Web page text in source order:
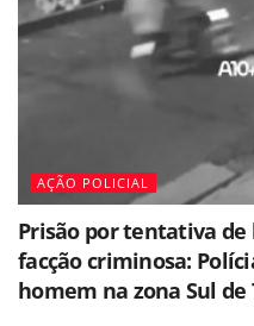
AÇÃO POLICIAL
Prisão por tentativa
facção criminosa:
homem na zona Sul de